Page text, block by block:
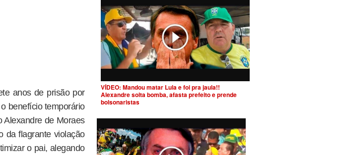
anos de prisão por
benefício temporário
Alexandre de Moraes
da flagrante violação
o pai, alegando
VÍDEO: Mandou matar Lula e foi pra jaula!!
Alexandre solta bomba, afasta prefeito e prende
bolsonaristas